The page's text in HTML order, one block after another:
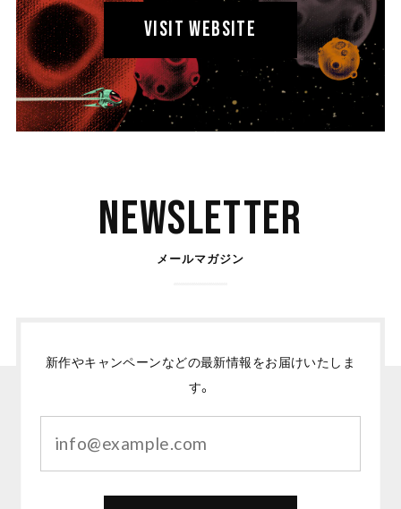
VISIT WEBSITE
Newsletter
メールマガジン
新作やキャンペーンなどの最新情報をお届けいたしま
す。